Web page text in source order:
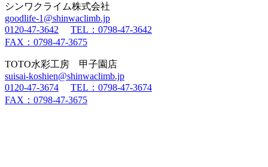
シンワクライム株式会社
goodlife-1@shinwaclimb.jp
0120-47-3642
TEL：0798-47-3642
FAX：0798-47-3675
TOTO水彩工房 甲子園店
suisai-koshien@shinwaclimb.jp
0120-47-3674
TEL：0798-47-3674
FAX：0798-47-3675